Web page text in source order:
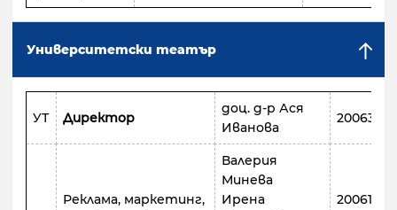
Университетски театър
УТ Директор
доц. д-р Ася
Иванова
20063
Реклама, маркетинг,
Валерия
Минева
Ирена
20061